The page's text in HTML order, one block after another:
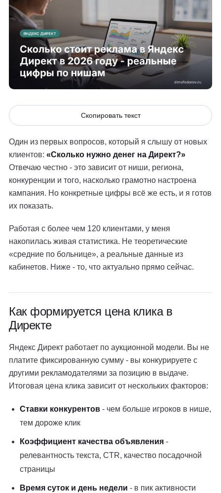
Скопировать текст
Один из первых вопросов, который я слышу от новых
клиентов: «Сколько нужно денег на Директ?»
Отвечаю честно - это зависит от ниши, региона,
конкуренции и того, насколько грамотно настроена
кампания. Но конкретные цифры всё же есть, и я готов
их показать.
Работая с более чем 120 клиентами, у меня
накопилась живая статистика. Не теоретические
«средние по больнице», а реальные данные из
кабинетов. Ниже - то, что актуально прямо сейчас.
Как формируется цена клика в
Директе
Яндекс Директ работает по аукционной модели. Вы не
платите фиксированную сумму - вы конкурируете с
другими рекламодателями за позицию в выдаче.
Итоговая цена клика зависит от нескольких факторов:
Ставки конкурентов - чем больше игроков в нише,
тем дороже клик
Коэффициент качества объявления -
релевантность текста, CTR, качество посадочной
страницы
Время суток и день недели - в пик активности